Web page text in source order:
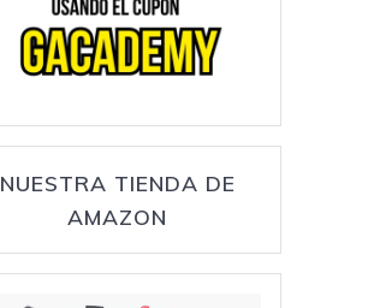
NUESTRA TIENDA DE
AMAZON